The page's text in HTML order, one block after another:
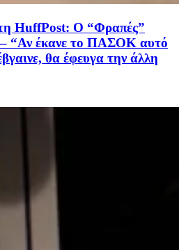
HuffPost: Ο “Φραπές”
“Αν έκανε το ΠΑΣΟΚ αυτό
θα έφευγα την άλλη